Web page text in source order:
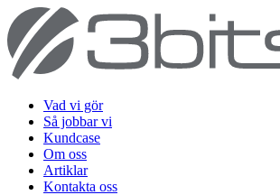
Vad vi gör
Så jobbar vi
Kundcase
Om oss
Artiklar
Kontakta oss